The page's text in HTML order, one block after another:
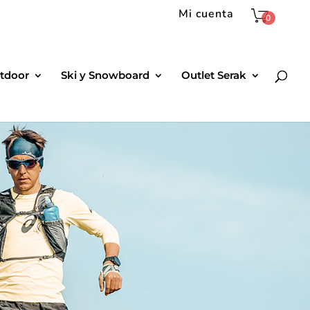
Mi cuenta 0
Ski y Snowboard Outlet Serak